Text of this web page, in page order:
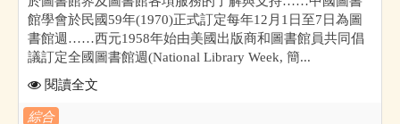
館學會於民國59年(1970)正式訂定每年12月1日至7日為圖
書館週……西元1958年始由美國出版商和圖書館員共同倡
議訂定全國圖書館週(National Library Week, 簡...
閱讀全文
綜合